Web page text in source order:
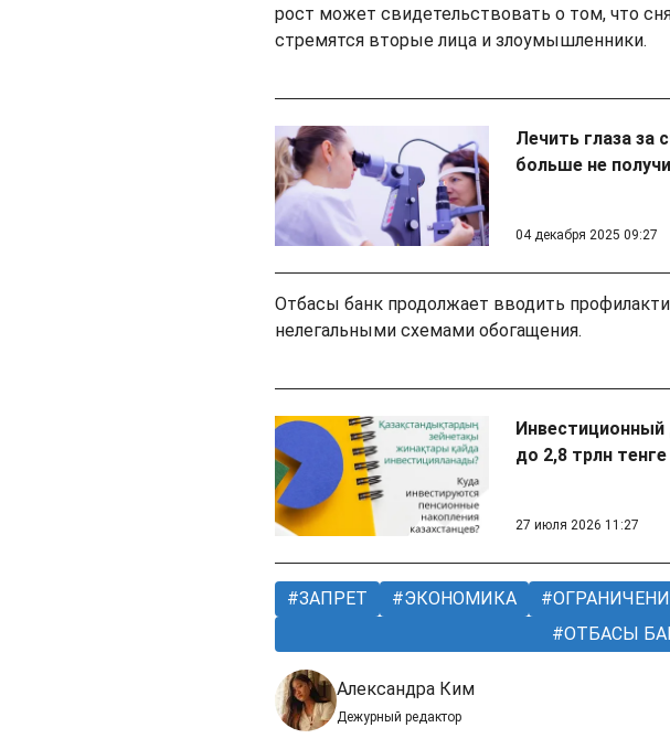
рост может свидетельствовать о том, что
стремятся вторые лица и злоумышленники.
Лечить глаза за
больше не
04 декабря 2025 09:27
Отбасы банк продолжает вводить
нелегальными схемами обогащения.
Инвестиционный
до 2,8 трлн тенге
27 июля 2026 11:27
ЗАПРЕТ ЭКОНОМИКА
ОТБАСЫ
Александра Ким
Дежурный редактор